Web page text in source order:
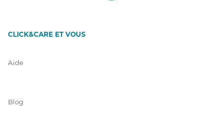
CLICK&CARE ET VOUS
Aide
Blog